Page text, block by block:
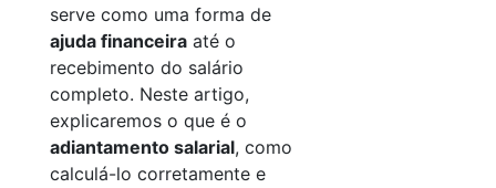
serve como uma forma de
ajuda financeira até o
recebimento do salário
completo. Neste artigo,
explicaremos o que é o
adiantamento salarial, como
calculá-lo corretamente e